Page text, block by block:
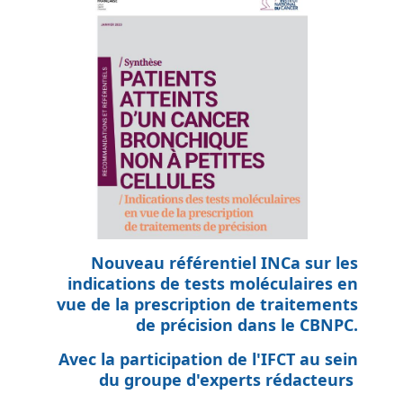
Nouveau référentiel INCa sur les
indications de tests moléculaires en
vue de la prescription de traitements
de précision dans le CBNPC.
Avec la participation de l'IFCT au sein
du groupe d'experts rédacteurs